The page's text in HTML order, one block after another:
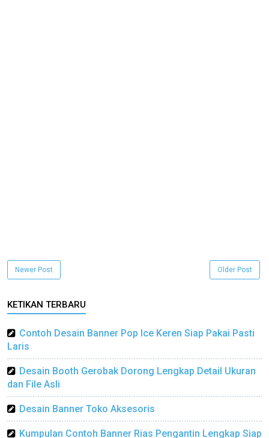
Newer Post Older Post
KETIKAN TERBARU
Contoh Desain Banner Pop Ice Keren Siap Pakai Pasti
Laris
Desain Booth Gerobak Dorong Lengkap Detail Ukuran
dan File Asli
Desain Banner Toko Aksesoris
Kumpulan Contoh Banner Rias Pengantin Lengkap Siap